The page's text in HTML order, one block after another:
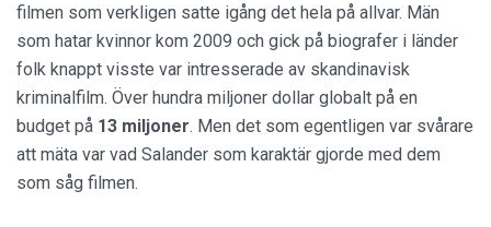
filmen som verkligen satte igång det hela på allvar. Män
som hatar kvinnor kom 2009 och gick på biografer i länder
folk knappt visste var intresserade av skandinavisk
kriminalfilm. Över hundra miljoner dollar globalt på en
budget på 13 miljoner. Men det som egentligen var svårare
att mäta var vad Salander som karaktär gjorde med dem
som såg filmen.